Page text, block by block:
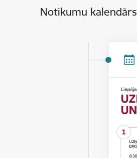
Notikumu kalendārs